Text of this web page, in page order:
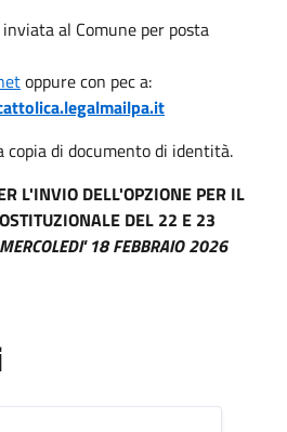
al Comune per posta
oppure con pec a:
copia di documento di identità.
L'INVIO DELL'OPZIONE PER IL
DEL 22 E 23
MERCOLEDI' 18 FEBBRAIO 2026